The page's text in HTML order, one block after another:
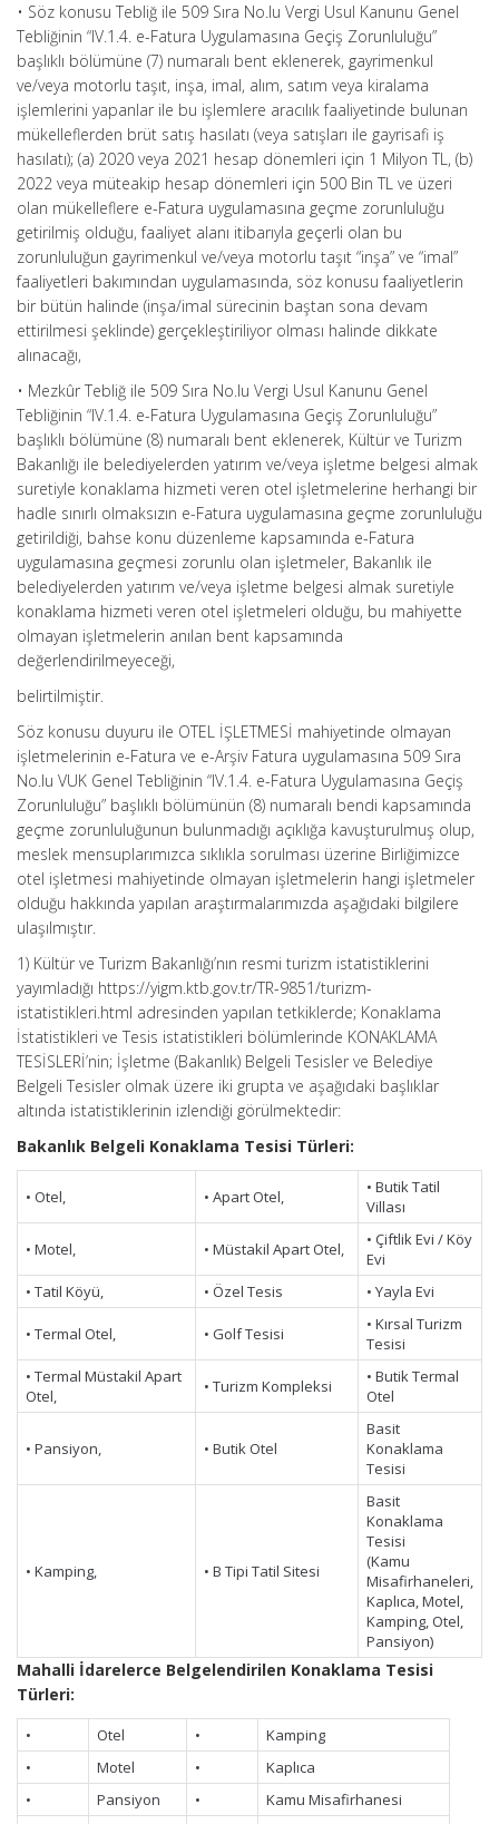
• Söz konusu Tebliğ ile 509 Sıra No.lu Vergi Usul Kanunu Genel
Tebliğinin “IV.1.4. e-Fatura Uygulamasına Geçiş Zorunluluğu”
başlıklı bölümüne (7) numaralı bent eklenerek, gayrimenkul
ve/veya motorlu taşıt, inşa, imal, alım, satım veya kiralama
işlemlerini yapanlar ile bu işlemlere aracılık faaliyetinde bulunan
mükelleflerden brüt satış hasılatı (veya satışları ile gayrisafi iş
hasılatı); (a) 2020 veya 2021 hesap dönemleri için 1 Milyon TL, (b)
2022 veya müteakip hesap dönemleri için 500 Bin TL ve üzeri
olan mükelleflere e-Fatura uygulamasına geçme zorunluluğu
getirilmiş olduğu, faaliyet alanı itibarıyla geçerli olan bu
zorunluluğun gayrimenkul ve/veya motorlu taşıt “inşa” ve “imal”
faaliyetleri bakımından uygulamasında, söz konusu faaliyetlerin
bir bütün halinde (inşa/imal sürecinin baştan sona devam
ettirilmesi şeklinde) gerçekleştiriliyor olması halinde dikkate
alınacağı,
• Mezkûr Tebliğ ile 509 Sıra No.lu Vergi Usul Kanunu Genel
Tebliğinin “IV.1.4. e-Fatura Uygulamasına Geçiş Zorunluluğu”
başlıklı bölümüne (8) numaralı bent eklenerek, Kültür ve Turizm
Bakanlığı ile belediyelerden yatırım ve/veya işletme belgesi almak
suretiyle konaklama hizmeti veren otel işletmelerine herhangi bir
hadle sınırlı olmaksızın e-Fatura uygulamasına geçme zorunluluğu
getirildiği, bahse konu düzenleme kapsamında e-Fatura
uygulamasına geçmesi zorunlu olan işletmeler, Bakanlık ile
belediyelerden yatırım ve/veya işletme belgesi almak suretiyle
konaklama hizmeti veren otel işletmeleri olduğu, bu mahiyette
olmayan işletmelerin anılan bent kapsamında
değerlendirilmeyeceği,
belirtilmiştir.
Söz konusu duyuru ile OTEL İŞLETMESİ mahiyetinde olmayan
işletmelerinin e-Fatura ve e-Arşiv Fatura uygulamasına 509 Sıra
No.lu VUK Genel Tebliğinin “IV.1.4. e-Fatura Uygulamasına Geçiş
Zorunluluğu” başlıklı bölümünün (8) numaralı bendi kapsamında
geçme zorunluluğunun bulunmadığı açıklığa kavuşturulmuş olup,
meslek mensuplarımızca sıklıkla sorulması üzerine Birliğimizce
otel işletmesi mahiyetinde olmayan işletmelerin hangi işletmeler
olduğu hakkında yapılan araştırmalarımızda aşağıdaki bilgilere
ulaşılmıştır.
1) Kültür ve Turizm Bakanlığı’nın resmi turizm istatistiklerini
yayımladığı https://yigm.ktb.gov.tr/TR-9851/turizm-
istatistikleri.html adresinden yapılan tetkiklerde; Konaklama
İstatistikleri ve Tesis istatistikleri bölümlerinde KONAKLAMA
TESİSLERİ’nin; İşletme (Bakanlık) Belgeli Tesisler ve Belediye
Belgeli Tesisler olmak üzere iki grupta ve aşağıdaki başlıklar
altında istatistiklerinin izlendiği görülmektedir:
Bakanlık Belgeli Konaklama Tesisi Türleri:
• Otel, • Apart Otel,
• Butik Tatil
Villası
• Motel, • Müstakil Apart Otel,
• Çiftlik Evi / Köy
Evi
• Tatil Köyü,
• Özel Tesis • Yayla Evi
• Termal Otel, • Golf Tesisi
• Kırsal Turizm
Tesisi
• Termal Müstakil Apart
Otel,
• Turizm Kompleksi
• Butik Termal
Otel
• Pansiyon, • Butik Otel
Basit
Konaklama
Tesisi
• Kamping, • B Tipi Tatil Sitesi
Basit
Konaklama
Tesisi
(Kamu
Misafirhaneleri,
Kaplıca, Motel,
Kamping, Otel,
Pansiyon)
Mahalli İdarelerce Belgelendirilen Konaklama Tesisi
Türleri:
• Otel •
Kamping
•
Motel •
Kaplıca
•
Pansiyon •
Kamu Misafirhanesi